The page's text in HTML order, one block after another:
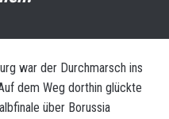
war der Durchmarsch ins
dem Weg dorthin glückte
über Borussia